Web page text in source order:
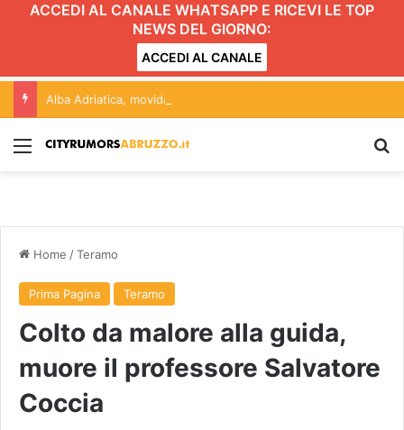
ACCEDI AL CANALE WHATSAPP E RICEVI LE TOP
NEWS DEL GIORNO:
ACCEDI AL CANALE
Menu
Home /Teramo
Prima Pagina Teramo
Colto da malore alla guida,
muore il professore Salvatore
Coccia